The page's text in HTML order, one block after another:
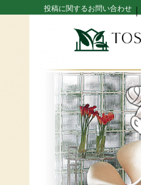
投稿に関するお問い合わせ